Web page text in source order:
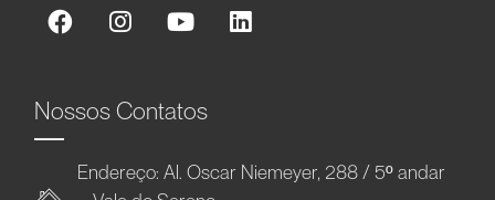
Nossos Contatos
Endereço: Al. Oscar Niemeyer, 288 / 5º andar